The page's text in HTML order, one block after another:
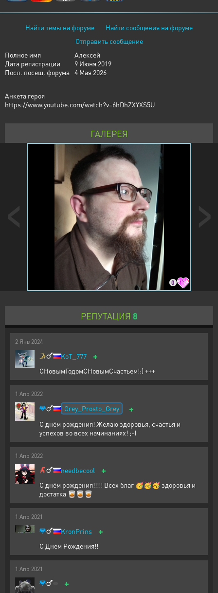
Найти темы на форуме
Найти сообщения на форуме
Отправить сообщение
Полное имя
Алексей
Дата регистрации
9 Июня 2019
Посл. посещ. форума 4 Мая 2026
Анкета героя
https://www.youtube.com/watch?v=6hDhZXYXS5U
ГАЛЕРЕЯ
0
РЕПУТАЦИЯ 8
2 Янв 2024
KoT_777 +
СНовымГодомСНовымСчастьем!:) +++
1 Апр 2022
Grey_Prosto_Grey +
С днём рождения! Желаю здоровья, счастья и
успехов во всех начинаниях! ;-)
1 Апр 2022
needbecool +
С днём рождения!!!!! Всех благ 🥳🥳🥳 здоровья и
достатка 🥃🥃🥃
1 Апр 2021
KronPrins +
С Днем Рождения!!
1 Апр 2021
+